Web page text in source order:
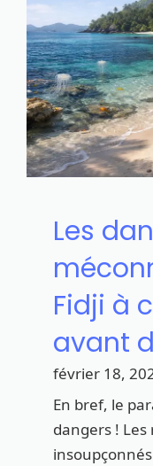
Les
Fidji à
avant
février 18,
En bref, le
dangers !